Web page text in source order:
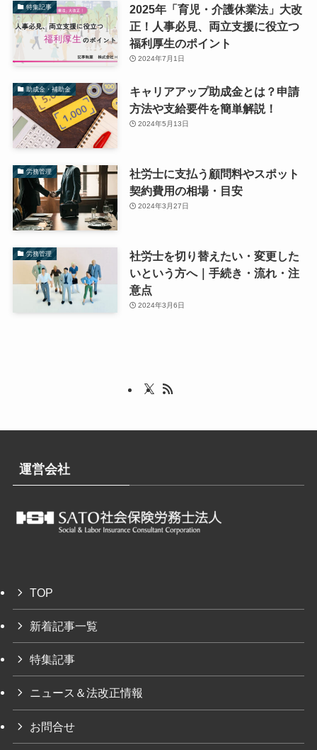
特集記事
2025年「育児・介護休業法」大改
正！人事必見、両立支援に役立つ
福利厚生のポイント
2024年7月1日
助成金・補助金
キャリアアップ助成金とは？申請
方法や支給要件を簡単解説！
2024年5月13日
労務管理
社労士に支払う顧問料やスポット
契約費用の相場・目安
2024年3月27日
労務管理
社労士を切り替えたい・変更した
いという方へ｜手続き・流れ・注
意点
2024年3月6日
運営会社
TOP
新着記事一覧
特集記事
ニュース＆法改正情報
お問合せ